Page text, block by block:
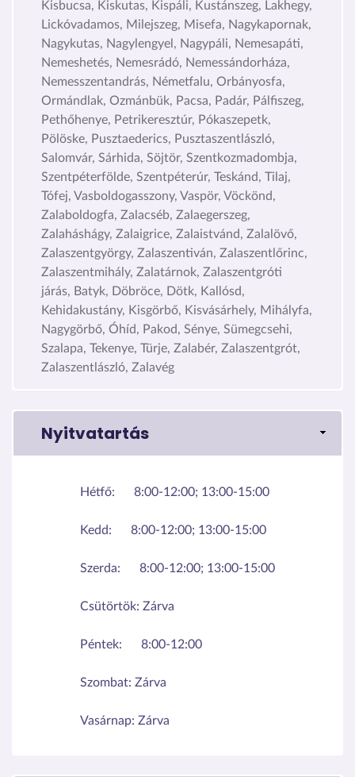
Kisbucsa, Kiskutas, Kispáli, Kustánszeg, Lakhegy,
Lickóvadamos, Milejszeg, Misefa, Nagykapornak,
Nagykutas, Nagylengyel, Nagypáli, Nemesapáti,
Nemeshetés, Nemesrádó, Nemessándorháza,
Nemesszentandrás, Németfalu, Orbányosfa,
Ormándlak, Ozmánbük, Pacsa, Padár, Pálfiszeg,
Pethőhenye, Petrikeresztúr, Pókaszepetk,
Pölöske, Pusztaederics, Pusztaszentlászló,
Salomvár, Sárhida, Söjtör, Szentkozmadombja,
Szentpéterfölde, Szentpéterúr, Teskánd, Tilaj,
Tófej, Vasboldogasszony, Vaspör, Vöckönd,
Zalaboldogfa, Zalacséb, Zalaegerszeg,
Zalaháshágy, Zalaigrice, Zalaistvánd, Zalalövő,
Zalaszentgyörgy, Zalaszentiván, Zalaszentlőrinc,
Zalaszentmihály, Zalatárnok, Zalaszentgróti
járás, Batyk, Döbröce, Dötk, Kallósd,
Kehidakustány, Kisgörbő, Kisvásárhely, Mihályfa,
Nagygörbő, Óhíd, Pakod, Sénye, Sümegcsehi,
Szalapa, Tekenye, Türje, Zalabér, Zalaszentgrót,
Zalaszentlászló, Zalavég
Nyitvatartás
Hétfő: 8:00-12:00; 13:00-15:00
Kedd: 8:00-12:00; 13:00-15:00
Szerda: 8:00-12:00; 13:00-15:00
Csütörtök: Zárva
Péntek: 8:00-12:00
Szombat: Zárva
Vasárnap: Zárva